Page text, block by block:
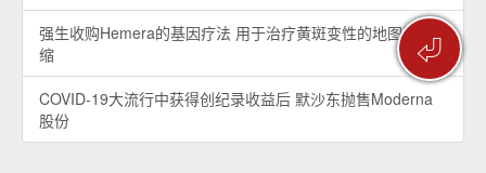
⏎
强生收购Hemera的基因疗法 用于治疗黄斑变性的地图样萎
缩
COVID-19大流行中获得创纪录收益后 默沙东抛售Moderna
股份